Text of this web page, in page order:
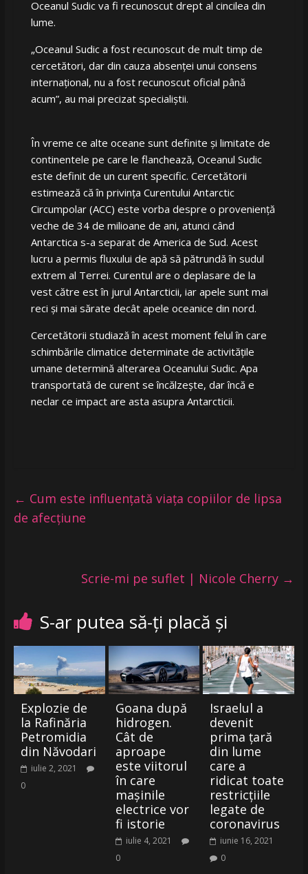
Oceanul Sudic va fi recunoscut drept al cincilea din
lume.
„Oceanul Sudic a fost recunoscut de mult timp de
cercetători, dar din cauza absenței unui consens
internațional, nu a fost recunoscut oficial până
acum”, au mai precizat specialiștii.
În vreme ce alte oceane sunt definite și limitate de
continentele pe care le flanchează, Oceanul Sudic
este definit de un curent specific. Cercetătorii
estimează că în privința Curentului Antarctic
Circumpolar (ACC) este vorba despre o proveniență
veche de 34 de milioane de ani, atunci când
Antarctica s-a separat de America de Sud. Acest
lucru a permis fluxului de apă să pătrundă în sudul
extrem al Terrei. Curentul are o deplasare de la
vest către est în jurul Antarcticii, iar apele sunt mai
reci și mai sărate decât apele oceanice din nord.
Cercetătorii studiază în acest moment felul în care
schimbările climatice determinate de activitățile
umane determină alterarea Oceanului Sudic. Apa
transportată de curent se încălzește, dar încă e
neclar ce impact are asta asupra Antarcticii.
← Cum este influențată viața copiilor de lipsa
de afecțiune
Scrie-mi pe suflet | Nicole Cherry →
S-ar putea să-ți placă și
Explozie de
la Rafinăria
Petromidia
din Năvodari
iulie 2, 2021
0
Goana după
hidrogen.
Cât de
aproape
este viitorul
în care
mașinile
electrice vor
fi istorie
iulie 4, 2021
0
Israelul a
devenit
prima ţară
din lume
care a
ridicat toate
restricțiile
legate de
coronavirus
iunie 16, 2021
0